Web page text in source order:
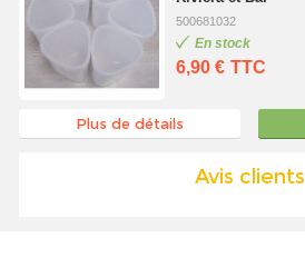
500681032
En stock
6,90 € TTC
Plus de détails
Avis clients